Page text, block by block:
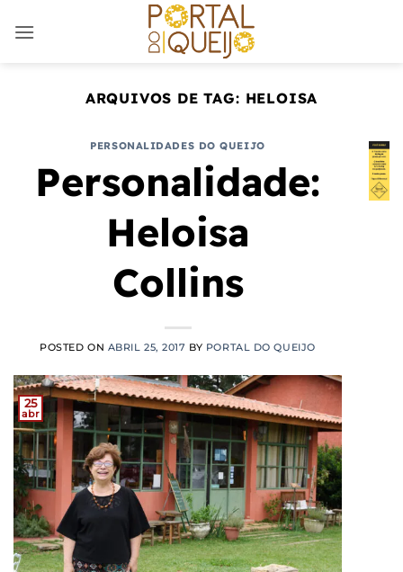
ARQUIVOS DE TAG: HELOISA
PERSONALIDADES DO QUEIJO
Personalidade:
Heloisa
Collins
POSTED ON ABRIL 25, 2017 BY PORTAL DO QUEIJO
25
abr